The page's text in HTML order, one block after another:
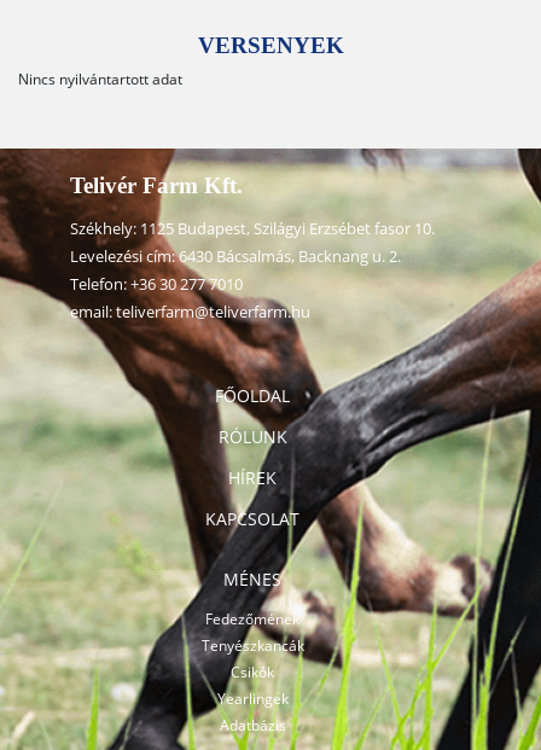
VERSENYEK
Nincs nyilvántartott adat
FŐOLDAL
RÓLUNK
HÍREK
KAPCSOLAT
MÉNES
Fedezőmének
Tenyészkancák
Csikók
Yearlingek
Adatbázis
Telivér Farm Kft.
Székhely: 1125 Budapest, Szilágyi Erzsébet fasor 10.
Levelezési cím: 6430 Bácsalmás, Backnang u. 2.
Telefon:+36 30 277 7010
email:teliverfarm@teliverfarm.hu